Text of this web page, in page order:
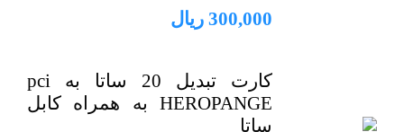
300,000 ریال
کارت تبدیل 20 ساتا به pci
HEROPANGE به همراه کابل
ساتا